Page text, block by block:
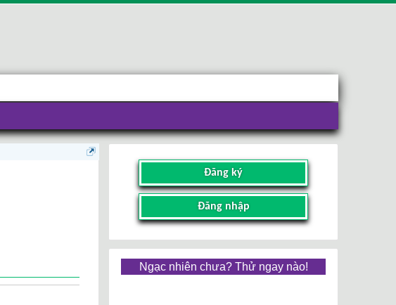
Đăng ký
Đăng nhập
Ngạc nhiên chưa? Thử ngay nào!